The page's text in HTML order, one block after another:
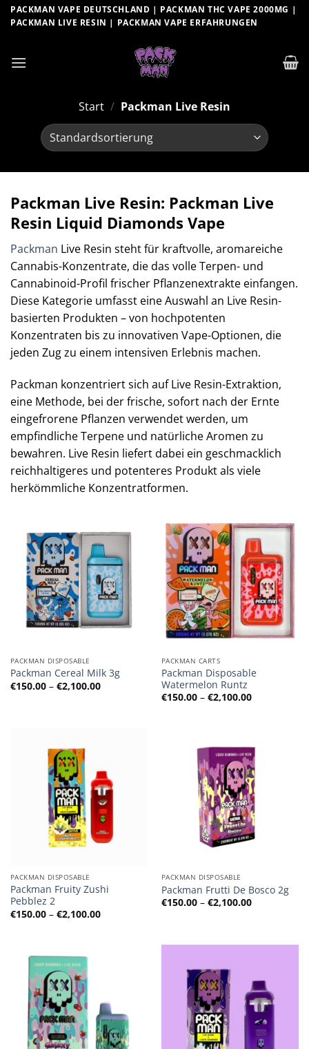
Zum
Inhalt
PACKMAN VAPE DEUTSCHLAND | PACKMAN THC VAPE 2000MG |
PACKMAN LIVE RESIN | PACKMAN VAPE ERFAHRUNGEN
Start / Packman Live Resin
Packman Live Resin: Packman Live
Resin Liquid Diamonds Vape
Packman Live Resin steht für kraftvolle, aromareiche
Cannabis-Konzentrate, die das volle Terpen- und
Cannabinoid-Profil frischer Pflanzenextrakte einfangen.
Diese Kategorie umfasst eine Auswahl an Live Resin-
basierten Produkten – von hochpotenten
Konzentraten bis zu innovativen Vape-Optionen, die
jeden Zug zu einem intensiven Erlebnis machen.
Packman konzentriert sich auf Live Resin-Extraktion,
eine Methode, bei der frische, sofort nach der Ernte
eingefrorene Pflanzen verwendet werden, um
empfindliche Terpene und natürliche Aromen zu
bewahren. Live Resin liefert dabei ein geschmacklich
reichhaltigeres und potenteres Produkt als viele
herkömmliche Konzentratformen.
PACKMAN DISPOSABLE
Packman Cereal Milk 3g
€150.00 – €2,100.00Preisspanne:
€150.00
PACKMAN CARTS
Packman Disposable
Watermelon Runtz
€150.00 – €2,100.00
€150.00
PACKMAN DISPOSABLE
Packman Fruity Zushi
Pebblez 2
€150.00 – €2,100.00Preisspanne:
€150.00
PACKMAN DISPOSABLE
Packman Frutti De Bosco 2g
€150.00 – €2,100.00